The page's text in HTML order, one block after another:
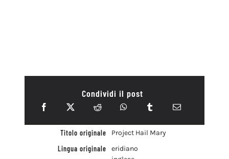
Condividi il post
Titolo originale
Project Hail Mary
Lingua originale
eridiano